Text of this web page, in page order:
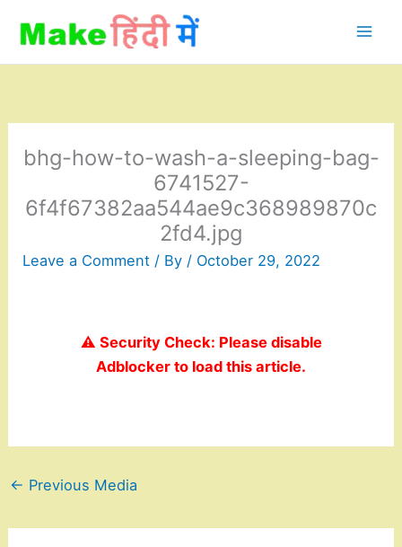
content
bhg-how-to-wash-a-sleeping-bag-
6741527-
6f4f67382aa544ae9c368989870c
2fd4.jpg
Leave a Comment / By / October 29, 2022
⚠️ Security Check: Please disable
Adblocker to load this article.
← Previous Media